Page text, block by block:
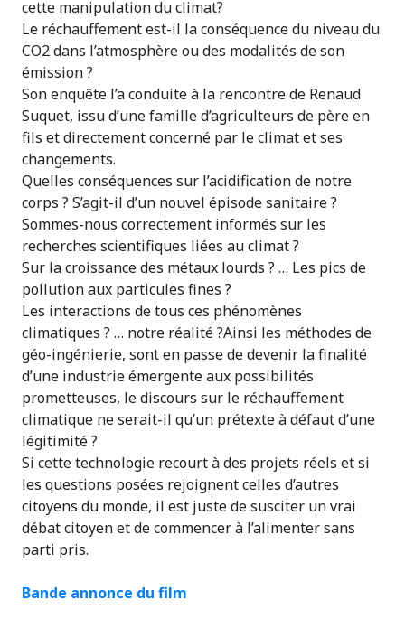
cette manipulation du climat?
Le réchauffement est-il la conséquence du niveau du
CO2 dans l’atmosphère ou des modalités de son
émission ?
Son enquête l’a conduite à la rencontre de Renaud
Suquet, issu d’une famille d’agriculteurs de père en
fils et directement concerné par le climat et ses
changements.
Quelles conséquences sur l’acidification de notre
corps ? S’agit-il d’un nouvel épisode sanitaire ?
Sommes-nous correctement informés sur les
recherches scientifiques liées au climat ?
Sur la croissance des métaux lourds ? … Les pics de
pollution aux particules fines ?
Les interactions de tous ces phénomènes
climatiques ? … notre réalité ?Ainsi les méthodes de
géo-ingénierie, sont en passe de devenir la finalité
d’une industrie émergente aux possibilités
prometteuses, le discours sur le réchauffement
climatique ne serait-il qu’un prétexte à défaut d’une
légitimité ?
Si cette technologie recourt à des projets réels et si
les questions posées rejoignent celles d’autres
citoyens du monde, il est juste de susciter un vrai
débat citoyen et de commencer à l’alimenter sans
parti pris.
Bande annonce du film